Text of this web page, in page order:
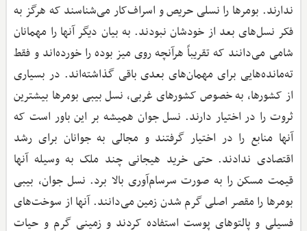
ندارند. بومرها را نسلی حریص و اسراف‌کار می‌شناسند که هرگز به
فکر نسل‌های بعد از خودشان نبودند. به بیان دیگر آنها را مهمانان
شامی می‌دانند که تقریباً هرآنچه روی میز بوده را خورده‌اند و فقط
ته‌مانده‌هایی برای مهمان‌های بعدی باقی گذاشته‌اند. در بسیاری
از کشورها، به خصوص کشورهای غربی، نسل بیبی بومرها بیشترین
ثروت را در اختیار دارند. نسل جوان همیشه بر این باور است که
آنها منابع را در اختیار گرفتند و مجالی به جوانان برای رشد
اقتصادی ندادند. حتی خرید هیجانی چند ملک به وسیله آنها
قیمت مسکن را به صورت سرسام‌آوری بالا برد. نسل جوان، بیبی
بومرها را مقصر اصلی گرم شدن زمین می‌دانند. آنها از سوخت‌های
فسیلی و پالتوهای پوست استفاده کردند و زمینی گرم و حیات